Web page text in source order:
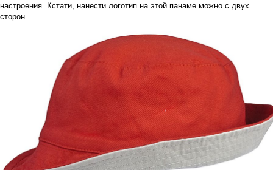
настроения. Кстати, нанести логотип на этой панаме можно с двух
сторон.